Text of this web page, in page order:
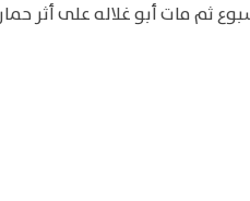
ثم مات أبو غلاله على أثر